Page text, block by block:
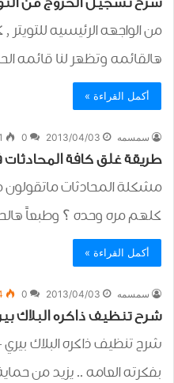
من الواجهه الرئيسيه للتويتر
هالقائمه وتظهر لنا قائمه
أكمل القراءة »
سمسمه 2013/04/03
0
طريقة غلق كافة
مشكلة المحادثات
كلهم مره وحده ؟ وطبعاً
أكمل القراءة »
سمسمه 2013/04/03
0
شرح تنظيف ذاكره البلاك
بفكرته العامه .. يزيد من